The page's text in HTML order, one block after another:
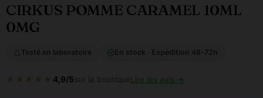
CIRKUS POMME CARAMEL 10ML
0MG
Testé en laboratoire En stock · Expédition 48-72h
★★★★★ 4,9/5sur la boutiqueLire les avis →